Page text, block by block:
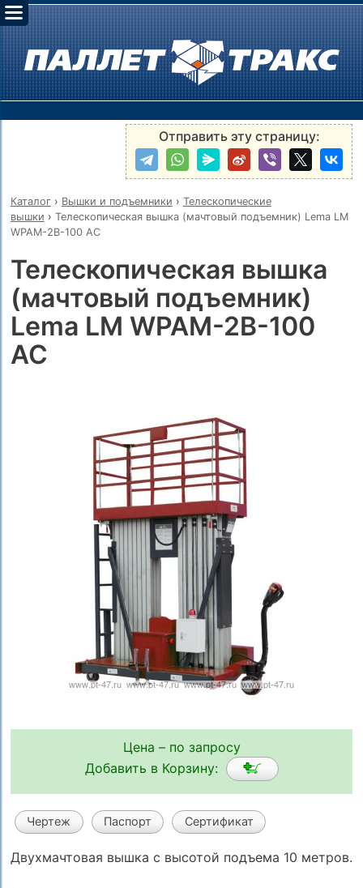
Отправить эту страницу:
Каталог› Вышки и подъемники › Телескопические
вышки › Телескопическая вышка (мачтовый подъемник) Lema LM
WPAM-2B-100 AC
Телескопическая вышка
(мачтовый подъемник)
Lema LM WPAM-2B-100
AC
Цена – по запросу
Добавить в Корзину:
Чертеж Паспорт Сертификат
Двухмачтовая вышка с высотой подъема 10 метров.